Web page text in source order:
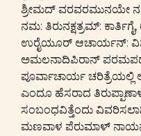
ಶ್ರೀಮದ್ ವರವರಮುನಯೇ
ನಮ: ತಿರುನಕ್ಷತ್ರಮ್:
ಉರೈಯೂರ್ ಆಚಾರ್ಯನ್:
ಅಮಲನಾದಿಪಿರಾನ್
ಪೂರ್ವಾಚಾರ್ಯ
ಎಂದೂ ಹೆಸರಾದ
ಸಂಬಂಧವಿತ್ತೆಂದು
ಮಣವಾಳ ಪೆರುಮಾಳ್